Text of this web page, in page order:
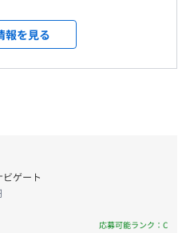
、田原町、他）
ト多数進行中。全社の80%
項
から1月4日)
にとって大事な記念日に休
取得実績あり）
ダーがしっかりサポートし
の浅い方も安心です。自分
れるので、向上心さえあ
エージェント制度」によ
の高いプロジェクト・ポ
早期に実力と実績を手に
います。入社間もない社
もあります。月1回の勉
アップ支援も充実。フラ
にも気軽に質問できる環
報を見る
ゲート
応募可能ランク：C